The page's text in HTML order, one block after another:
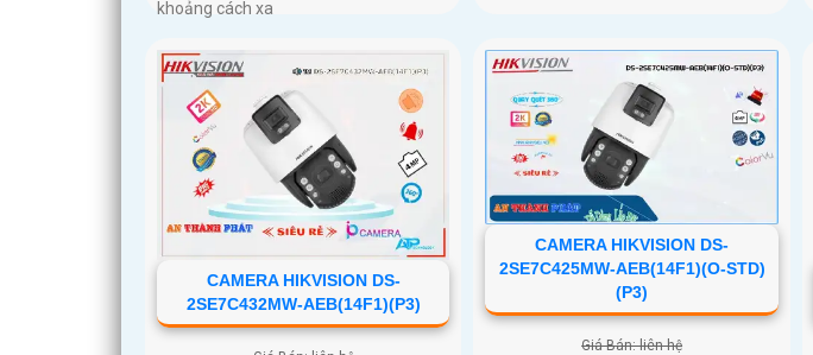
khoảng cách xa
CAMERA HIKVISION DS-
2SE7C432MW-AEB(14F1)(P3)
CAMERA HIKVISION DS-
2SE7C425MW-AEB(14F1)(O-STD)
(P3)
Giá Bán: liên hệ